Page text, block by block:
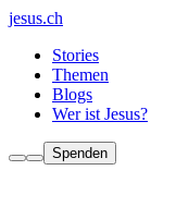
jesus.ch
Stories
Themen
Blogs
Wer ist Jesus?
Spenden